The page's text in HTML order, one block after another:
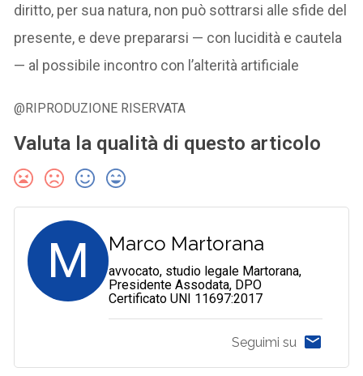
diritto, per sua natura, non può sottrarsi alle sfide del
presente, e deve prepararsi — con lucidità e cautela
— al possibile incontro con l’alterità artificiale
@RIPRODUZIONE RISERVATA
Valuta la qualità di questo articolo
M Marco Martorana
avvocato, studio legale Martorana,
Presidente Assodata, DPO
Certificato UNI 11697:2017
Seguimi su